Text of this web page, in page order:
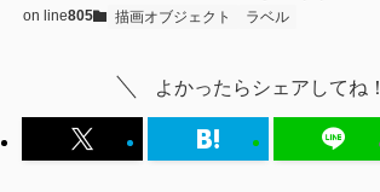
on line805 描画オブジェクト ラベル
よかったらシェアしてね！